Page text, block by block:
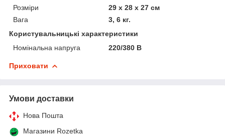
Розміри
29 х 28 х 27 см
Вага
3, 6 кг.
Користувальницькі характеристики
Номінальна напруга
220/380 В
Приховати
Умови доставки
Нова Пошта
Магазини Rozetka